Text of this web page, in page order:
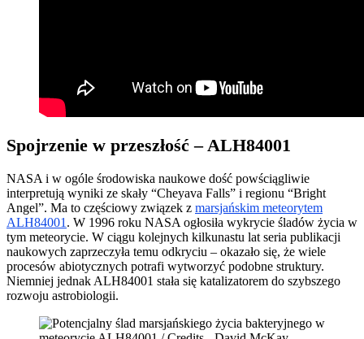
Spojrzenie w przeszłość – ALH84001
NASA i w ogóle środowiska naukowe dość powściągliwie
interpretują wyniki ze skały “Cheyava Falls” i regionu “Bright
Angel”. Ma to częściowy związek z marsjańskim meteorytem
ALH84001 . W 1996 roku NASA ogłosiła wykrycie śladów życia w
tym meteorycie. W ciągu kolejnych kilkunastu lat seria publikacji
naukowych zaprzeczyła temu odkryciu – okazało się, że wiele
procesów abiotycznych potrafi wytworzyć podobne struktury.
Niemniej jednak ALH84001 stała się katalizatorem do szybszego
rozwoju astrobiologii.